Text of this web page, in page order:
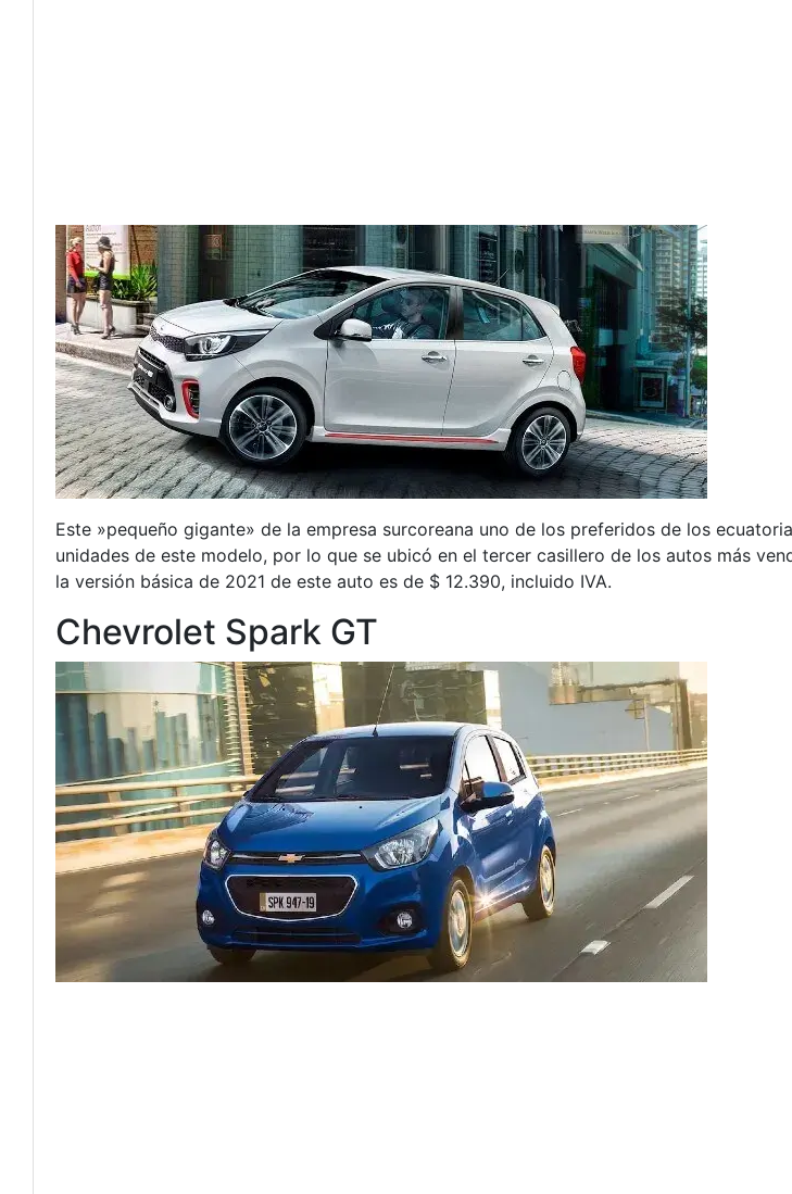
Este »pequeño gigante» de la empresa surcoreana uno de los preferidos de los
unidades de este modelo, por lo que se ubicó en el tercer casillero de los autos más
la versión básica de 2021 de este auto es de $ 12.390, incluido IVA.
Chevrolet Spark GT